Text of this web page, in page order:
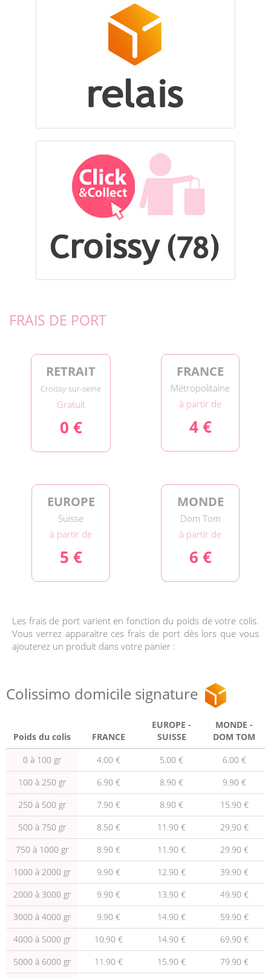
FRAIS DE PORT
RETRAIT
Croissy-sur-seine
Gratuit
0 €
FRANCE
Métropolitaine
à partir de
4 €
EUROPE
Suisse
à partir de
5 €
MONDE
Dom Tom
à partir de
6 €
Les frais de port varient en fonction du poids de votre colis.
Vous verrez apparaitre ces frais de port dès lors que vous
ajouterez un produit dans votre panier :
Colissimo domicile signature
Poids du colis FRANCE
EUROPE -
SUISSE
MONDE -
DOM TOM
0 à 100 gr
4.00 € 5.00 €
6.00 €
100 à 250 gr
6.90 € 8.90 €
9.90 €
250 à 500 gr
7.90 € 8.90 €
15.90 €
500 à 750 gr
8.50 € 11.90 €
29.90 €
750 à 1000 gr
8.90 € 11.90 €
29.90 €
1000 à 2000 gr
9.90 € 12.90 €
39.90 €
2000 à 3000 gr
9.90 € 13.90 €
49.90 €
3000 à 4000 gr
9.90 € 14.90 €
59.90 €
4000 à 5000 gr
10.90 € 14.90 €
69.90 €
5000 à 6000 gr
11.90 € 15.90 €
79.90 €